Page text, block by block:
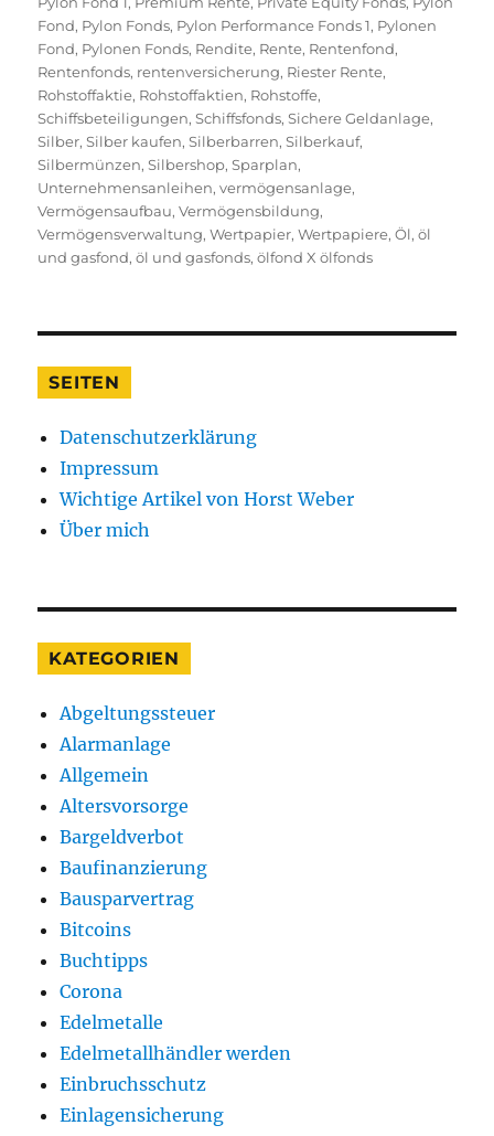
Fond, Pylon Fonds, Pylon Performance Fonds 1, Pylonen
Fond, Pylonen Fonds, Rendite, Rente, Rentenfond,
Rentenfonds, rentenversicherung, Riester Rente,
Rohstoffaktie, Rohstoffaktien, Rohstoffe,
Schiffsbeteiligungen,Schiffsfonds,Sichere Geldanlage,
Silber,Silber kaufen,Silberbarren,Silberkauf,
Silbermünzen,Silbershop,Sparplan,
Unternehmensanleihen,vermögensanlage,
Vermögensaufbau,Vermögensbildung,
Vermögensverwaltung,Wertpapier,Wertpapiere,Öl,öl
und gasfond,öl und gasfonds,ölfond X ölfonds
SEITEN
Datenschutzerklärung
Impressum
Wichtige Artikel von Horst Weber
Über mich
KATEGORIEN
Abgeltungssteuer
Alarmanlage
Allgemein
Altersvorsorge
Bargeldverbot
Baufinanzierung
Bausparvertrag
Bitcoins
Buchtipps
Corona
Edelmetalle
Edelmetallhändler werden
Einbruchsschutz
Einlagensicherung